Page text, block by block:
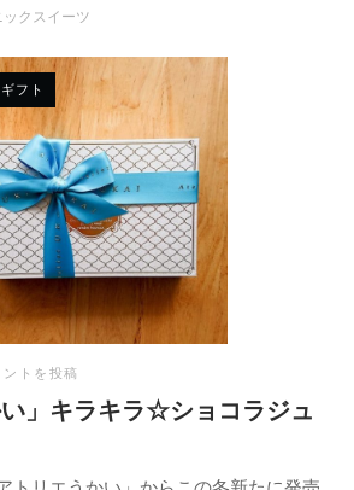
クスイーツ
フト
ントを投稿
い」キラキラ☆ショコラジュ